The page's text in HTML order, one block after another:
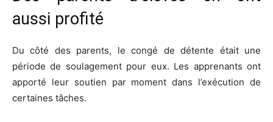
aussi profité
Du côté des parents, le congé de détente était une
période de soulagement pour eux. Les apprenants ont
apporté leur soutien par moment dans l’exécution de
certaines tâches.